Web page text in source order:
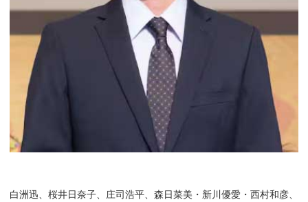
白洲迅、桜井日奈子、庄司浩平、森日菜美・新川優愛・西村和彦、